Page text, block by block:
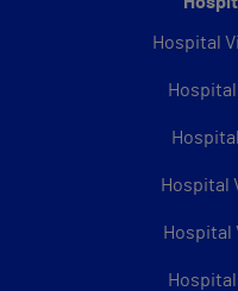
Hospital
Hospital
Hospital